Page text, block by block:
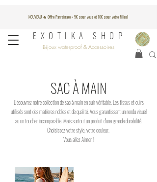
NOUVEAU 🔥 Offre Parrainage = 5€ pour vous et 10€ pour votre filleul
EXOTIKA SHOP
Bijoux waterproof & Accessoires
SAC À MAIN
Découvrez notre collection de sac à main en cuir véritable. Les tissus et cuirs
utilisés sont des matières nobles et de qualité. Vous garantissant un rendu visuel
au un toucher incomparable. Mais surtout un produit d'une grande durabilité.
Choisissez votre style, votre couleur.
Vous allez Aimer !